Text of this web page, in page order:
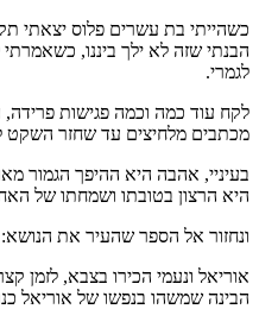
כשהייתי בת עשרים פלוס יצאתי
הבנתי שזה לא ילך ביננו,
לגמרי.
לקח עוד כמה וכמה פגישות
מכתבים מלחיצים עד שחזר השקט
בעיניי, אהבה היא ההיפך הגמור
היא הרצון בטובתו ושמחתו של
ונחזור אל הספר שהעיר את הנושא:
אוריאל ונעמי הכירו בצבא, לזמן
הבינה שמשהו בנפשו של אוריאל